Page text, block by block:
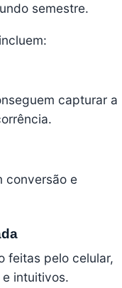
semestre.
capturar a
conversão e
feitas pelo celular,
intuitivos.